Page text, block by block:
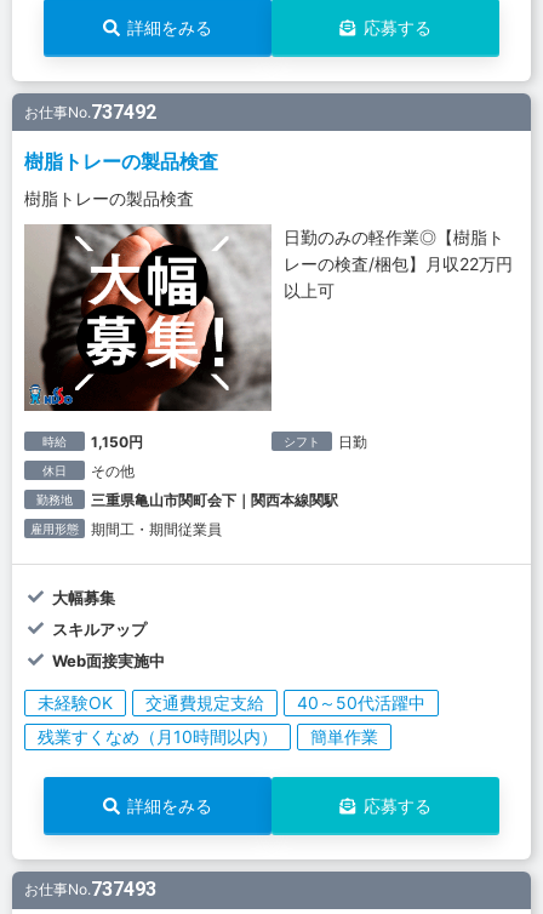
詳細をみる 応募する
お仕事No.737492
樹脂トレーの製品検査
樹脂トレーの製品検査
日勤のみの軽作業◎【樹脂ト
レーの検査/梱包】月収22万円
以上可
時給 1,150円 シフト 日勤
休日 その他
勤務地 三重県亀山市関町会下｜関西本線関駅
雇用形態 期間工・期間従業員
大幅募集
スキルアップ
Web面接実施中
未経験OK 交通費規定支給
40～50代活躍中
残業すくなめ（月10時間以内）
簡単作業
詳細をみる 応募する
お仕事No.737493